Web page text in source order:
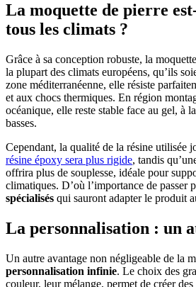
La moquette de pierre
tous les climats ?
Grâce à sa conception robuste, la
la plupart des climats européens, qu’ils
zone méditerranéenne, elle résiste
et aux chocs thermiques. En région
océanique, elle reste stable face au gel, à
basses.
Cependant, la qualité de la résine utilisée
résine époxy sera plus rigide, tandis
offrira plus de souplesse, idéale pour
climatiques. D’où l’importance de passer
spécialisés qui sauront adapter le produit
La personnalisation : un
Un autre avantage non négligeable de la
personnalisation infinie. Le choix des
couleur, leur mélange, permet de créer